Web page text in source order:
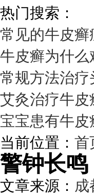
热门搜索：
常见的牛皮癣
牛皮癣为什么
常规方法治
艾灸治疗牛皮
宝宝患有牛
当前位置： 首
警钟长
文章来源： 成